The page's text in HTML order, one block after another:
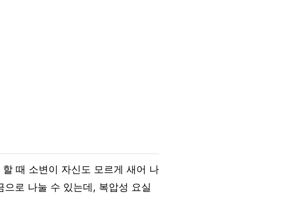
때 소변이 자신도 모르게 새어 나
로 나눌 수 있는데, 복압성 요실